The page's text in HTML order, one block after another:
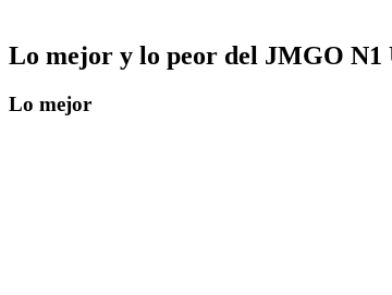
Lo mejor y lo peor del JMGO
Lo mejor